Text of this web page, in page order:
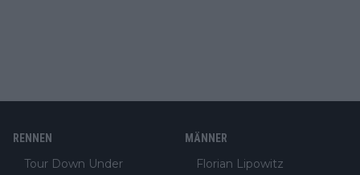
RENNEN
Tour Down Under
MÄNNER
Florian Lipowitz